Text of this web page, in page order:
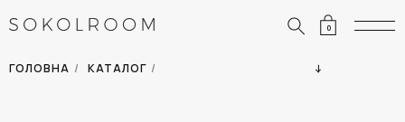
0
ГОЛОВНА / КАТАЛОГ /